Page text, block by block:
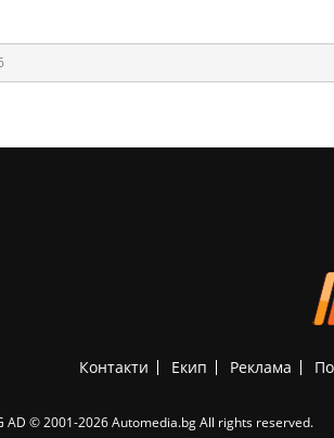
Контакти Екип Реклама
AD © 2001-2026 Automedia.bg All rights reserved.